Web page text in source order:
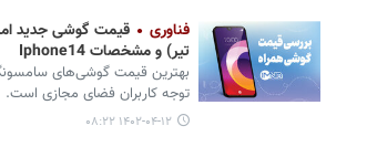
فناوری
تیر) و مشخصات Iphone14
بهترین قیمت گوشی‌های
توجه کاربران فضای مجازی است.
۱۴۰۲-۰۴-۱۲ ۰۸:۲۲